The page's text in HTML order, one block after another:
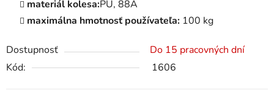
materiál kolesa:PU, 88A
maximálna hmotnosť používateľa: 100 kg
Dostupnosť
Do 15 pracovných dní
Kód:
1606